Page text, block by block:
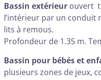
Bassin extérieur ouvert
l’intérieur par un conduit
lits à remous.
Profondeur de 1.35 m.
Bassin pour bébés et
plusieurs zones de jeux,